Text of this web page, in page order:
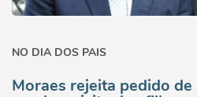
NO DIA DOS PAIS
Moraes rejeita pedido